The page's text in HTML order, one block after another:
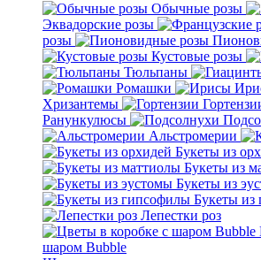
Обычные розы
Эквадорские розы
розы
Кустовые розы
Тюльпаны
Ромашки
Хризантемы
Ранункулюсы
Альстромерии
Букеты из
Букеты из
Букеты из
Букеты из
Лепестки роз
шаром Bubble